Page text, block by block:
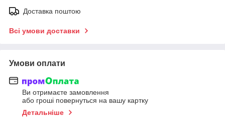
Доставка поштою
Всі умови доставки
Умови оплати
Ви отримаєте замовлення
або гроші повернуться на вашу картку
Детальніше